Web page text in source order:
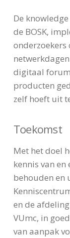
De
de BOSK,
digitaal
producten
zelf hoeft uit
Toekomst
Met het doel
kennis van
behouden en
en de
VUmc, in
van aanpak